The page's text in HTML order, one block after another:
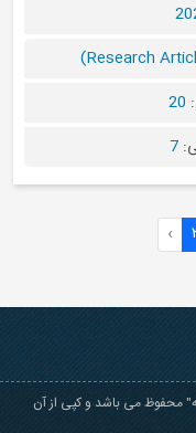
7
می باشد و کپی از آن